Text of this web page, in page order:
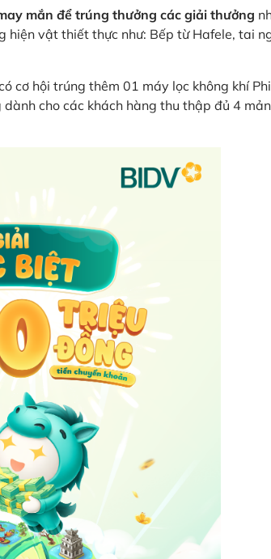
mắn để trúng thưởng các giải thưởng
vật thiết thực như: Bếp từ Hafele, tai
cơ hội trúng thêm 01 máy lọc không khí
cho các khách hàng thu thập đủ 4